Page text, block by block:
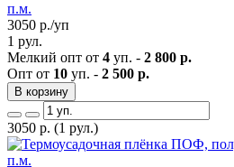
п.м.
3050 р./уп
1 рул.
Мелкий опт от 4 уп. - 2 800 р.
Опт от 10 уп. - 2 500 р.
В корзину
3050 р. (1 рул.)